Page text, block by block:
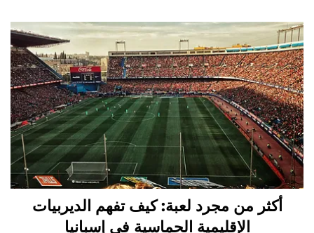
أكثر من مجرد لعبة: كيف تفهم الديربيات
الإقليمية الحماسية في إسبانيا